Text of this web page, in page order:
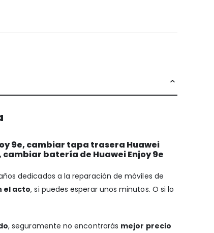
9e, cambiar tapa trasera Huawei
batería de Huawei Enjoy 9e
dedicados a la reparación de móviles de
el acto, si puedes esperar unos minutos. O si lo
, seguramente no encontrarás mejor precio